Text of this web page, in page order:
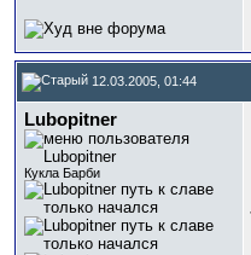
12.03.2005, 01:44
Lubopitner
Кукла Барби